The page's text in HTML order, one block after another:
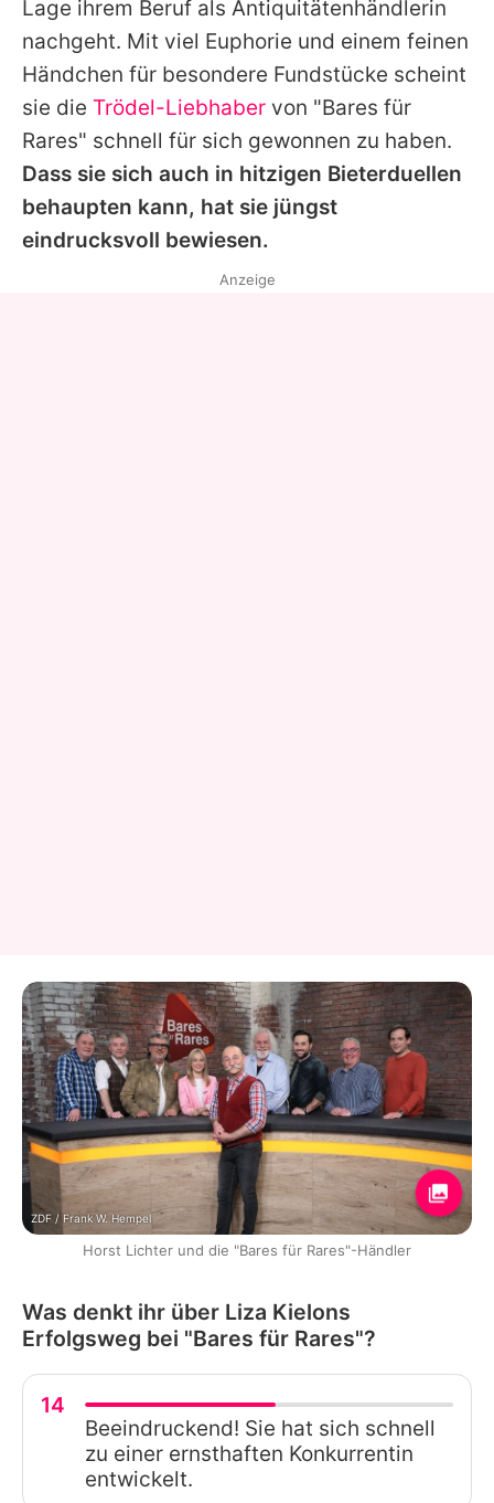
Lage ihrem Beruf als Antiquitätenhändlerin
nachgeht. Mit viel Euphorie und einem feinen
Händchen für besondere Fundstücke scheint
sie die Trödel-Liebhaber von "Bares für
Rares" schnell für sich gewonnen zu haben.
Dass sie sich auch in hitzigen Bieterduellen
behaupten kann, hat sie jüngst
eindrucksvoll bewiesen.
Anzeige
ZDF / Frank W. Hempel
Horst Lichter und die "Bares für Rares"-Händler
Was denkt ihr über Liza Kielons
Erfolgsweg bei "Bares für Rares"?
14
Beeindruckend! Sie hat sich schnell
zu einer ernsthaften Konkurrentin
entwickelt.